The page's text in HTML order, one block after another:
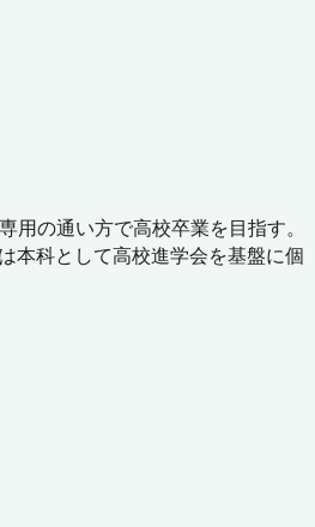
の通い方で高校卒業を目指す。
本科として高校進学会を基盤に個